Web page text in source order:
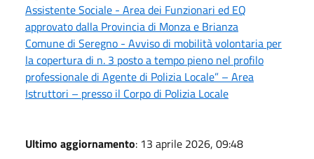
Assistente Sociale - Area dei Funzionari ed EQ
approvato dalla Provincia di Monza e Brianza
Comune di Seregno - Avviso di mobilità volontaria per
la copertura di n. 3 posto a tempo pieno nel profilo
professionale di Agente di Polizia Locale” – Area
Istruttori – presso il Corpo di Polizia Locale
Ultimo aggiornamento: 13 aprile 2026, 09:48